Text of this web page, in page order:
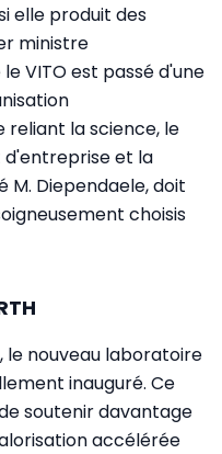
elle produit des
ministre
VITO est passé d'une
la science, le
d'entreprise et la
M. Diependaele, doit
choisis
nouveau laboratoire
inauguré. Ce
soutenir davantage
accélérée